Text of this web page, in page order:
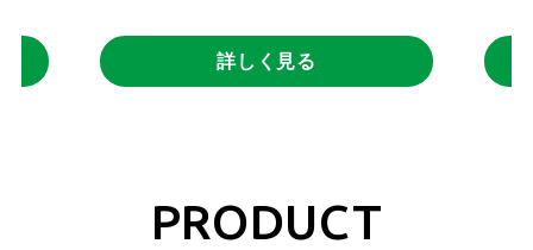
詳しく見る
PRODUCT